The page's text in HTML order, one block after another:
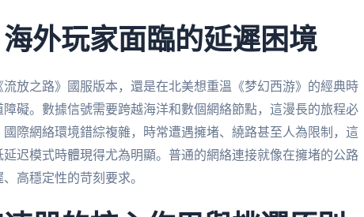
外玩家面臨的延遲困境
放之路》國服版本，還是在北美想重溫《梦幻西游》的經典時
礙。數據信號需要跨越海洋和數個網絡節點，這漫長的旅程必
際網絡環境錯綜複雜，時常遭遇擁堵、繞路甚至人為限制，這
迟模式時體現得尤為明顯。普通的網絡連接就像在擁堵的公路
高穩定性的苛刻要求。